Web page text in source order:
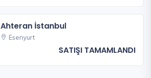
Ahteran İstanbul
Esenyurt
SATIŞI TAMAMLANDI